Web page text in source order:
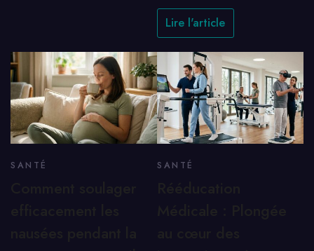
Lire l'article
SANTÉ SANTÉ